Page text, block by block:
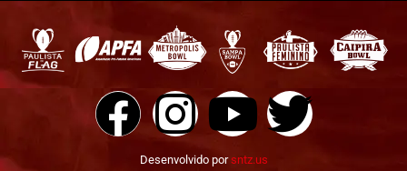
Desenvolvido porsntz.us